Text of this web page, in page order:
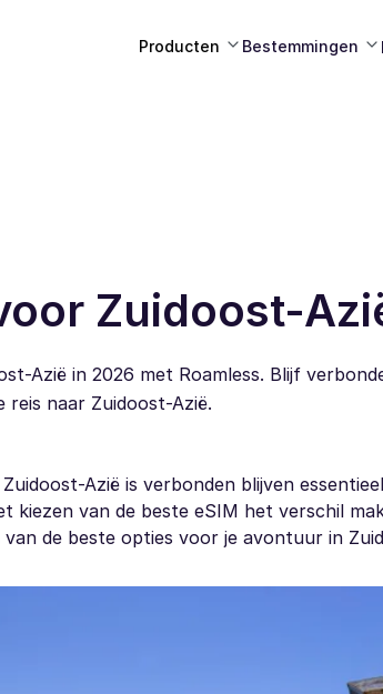
Producten Bestemmingen
Zuidoost-
Azië in 2026 met Roamless. Blijf
reis naar Zuidoost-Azië.
Azië is verbonden blijven
kiezen van de beste eSIM het verschil
de beste opties voor je avontuur in